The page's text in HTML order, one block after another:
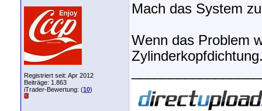
Registriert seit: Apr 2012
Beiträge: 1.863
iTrader-Bewertung: (10)
Mach das System
Wenn das Problem